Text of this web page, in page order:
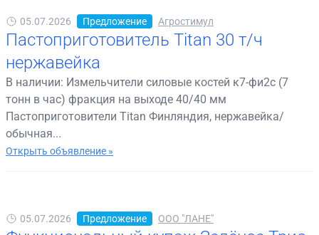
05.07.2026 Предложение Агростимул
Пастоприготовитель Titan 30 т/ч
нержавейка
В наличии: Измельчители силовые костей к7-фи2с (7
тонн в час) фракция на выходе 40/40 мм
Пастоприготовители Titan Финляндия, нержавейка/
обычная...
Открыть объявление »
05.07.2026 Предложение ООО "ЛАНЕ"